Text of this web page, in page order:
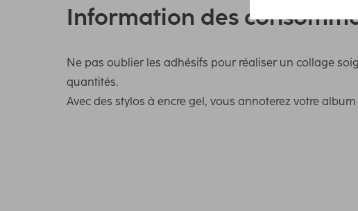
Information des
Ne pas oublier les adhésifs pour réaliser un collage
quantités.
Avec des stylos à encre gel, vous annoterez votre